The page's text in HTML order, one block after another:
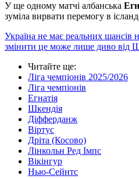
У ще одному матчі албанська
зуміла вирвати перемогу в
Україна не має реальних шансів
змінити це може лише диво від
Читайте ще:
Ліга чемпіонів 2025/2026
Ліга чемпіонів
Егнатія
Шкендія
Діфферданж
Віртус
Дріта (Косово)
Лінкольн Ред Імпс
Вікінгур
Нью-Сейнтс